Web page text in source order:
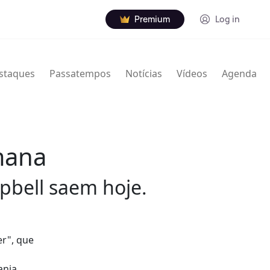
Premium Log in
Passatempos Notícias Vídeos Agenda
saem hoje.
que